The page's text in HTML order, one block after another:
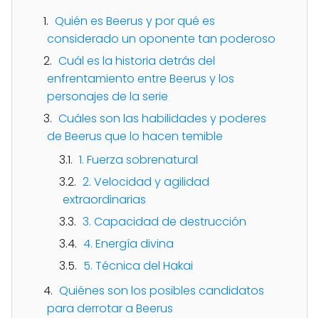
Quién es Beerus y por qué es
considerado un oponente tan poderoso
Cuál es la historia detrás del
enfrentamiento entre Beerus y los
personajes de la serie
Cuáles son las habilidades y poderes
de Beerus que lo hacen temible
1. Fuerza sobrenatural
2. Velocidad y agilidad
extraordinarias
3. Capacidad de destrucción
4. Energía divina
5. Técnica del Hakai
Quiénes son los posibles candidatos
para derrotar a Beerus